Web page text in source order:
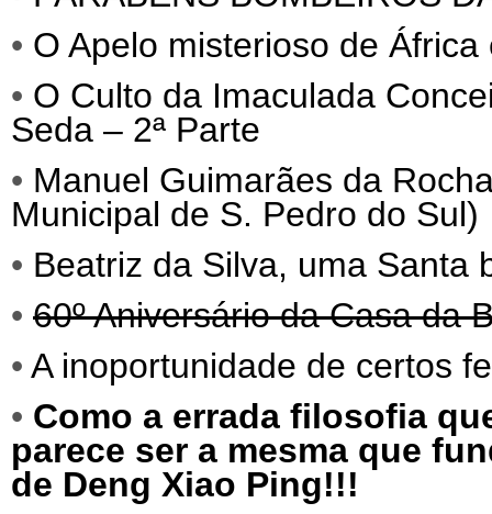
• O Apelo misterioso de
• O Culto da Imaculada
Seda – 2ª Parte
• Manuel Guimarães da
Municipal de S. Pedro do Sul)
• Beatriz da Silva, uma Santa
• 60º Aniversário da Casa da
• A inoportunidade de certos
• Como a errada filosofia
parece ser a mesma que
de Deng Xiao Ping!!!